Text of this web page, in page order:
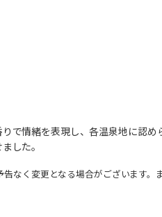
で情緒を表現し、各温泉地に認
した。
なく変更となる場合がございます。